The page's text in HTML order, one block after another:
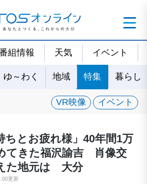
組情報 天気 イベント
ゆ～わく 地域 特集 暮らし
VR映像 イベント
ちとお疲れ様」40年間1万
てきた福沢諭吉 肖像交
た地元は 大分
更新